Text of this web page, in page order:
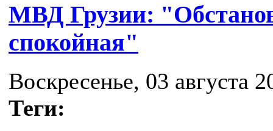
МВД Грузии:
спокойная"
Воскресенье, 03 августа
Теги: